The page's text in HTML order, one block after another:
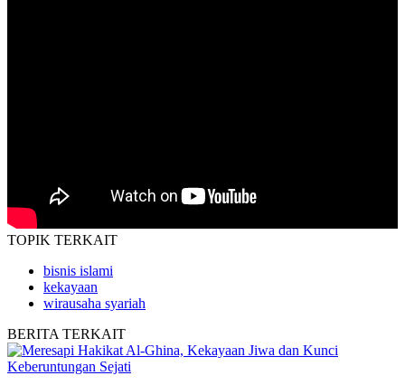
TOPIK TERKAIT
bisnis islami
kekayaan
wirausaha syariah
BERITA TERKAIT